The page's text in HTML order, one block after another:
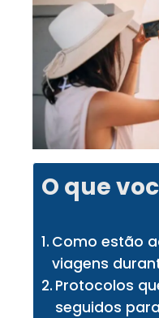
O que
Como estão
viagens
Protocolos
seguidos